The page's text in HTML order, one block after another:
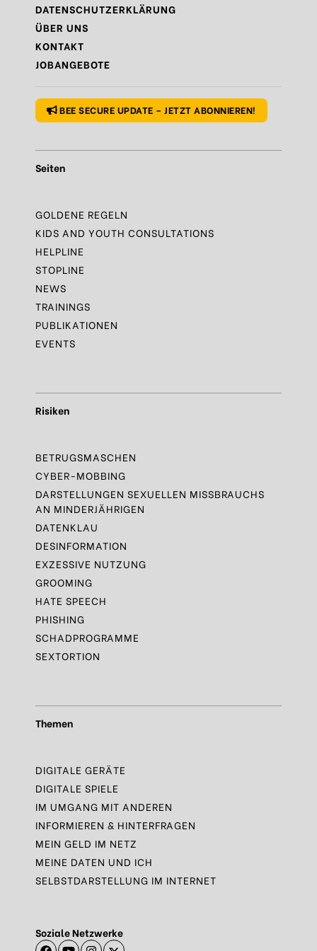
RegelN°9 – Gönn dir auch mal eine Pause
RegelN°10 – Fragen? Bleib nicht allein!
DATENSCHUTZERKLÄRUNG
ÜBER UNS
KONTAKT
JOBANGEBOTE
BEE SECURE UPDATE – JETZT ABONNIEREN!
Seiten
GOLDENE REGELN
KIDS AND YOUTH CONSULTATIONS
HELPLINE
STOPLINE
NEWS
TRAININGS
PUBLIKATIONEN
EVENTS
Risiken
BETRUGSMASCHEN
CYBER-MOBBING
DARSTELLUNGEN SEXUELLEN MISSBRAUCHS
AN MINDERJÄHRIGEN
DATENKLAU
DESINFORMATION
EXZESSIVE NUTZUNG
GROOMING
HATE SPEECH
PHISHING
SCHADPROGRAMME
SEXTORTION
Themen
DIGITALE GERÄTE
DIGITALE SPIELE
IM UMGANG MIT ANDEREN
INFORMIEREN & HINTERFRAGEN
MEIN GELD IM NETZ
MEINE DATEN UND ICH
SELBSTDARSTELLUNG IM INTERNET
Soziale Netzwerke